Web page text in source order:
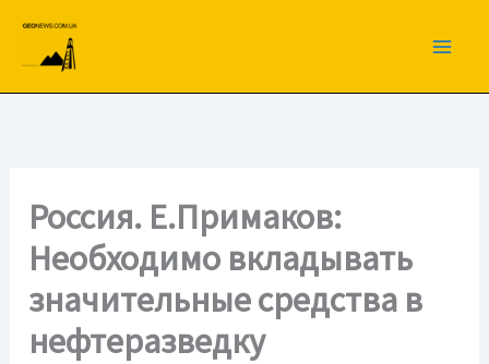
вмісту
Россия. E.Примаков:
Необходимо вкладывать
значительные средства в
нефтеразведку